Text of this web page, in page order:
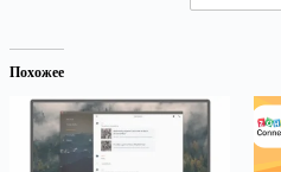
Похожее